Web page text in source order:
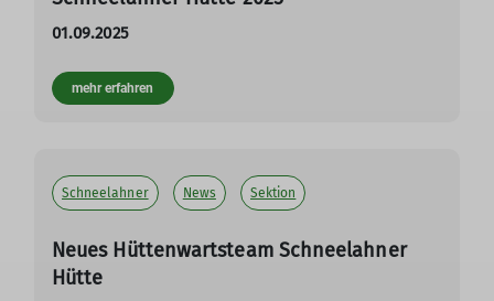
01.09.2025
mehr erfahren
Schneelahner News Sektion
Neues Hüttenwartsteam Schneelahner
Hütte